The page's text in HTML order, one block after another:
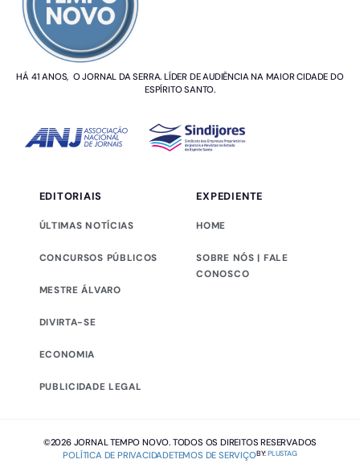
HÁ 41 ANOS, O JORNAL DA SERRA. LÍDER DE AUDIÊNCIA NA MAIOR CIDADE DO
ESPÍRITO SANTO.
EDITORIAIS
ÚLTIMAS NOTÍCIAS
CONCURSOS PÚBLICOS
MESTRE ÁLVARO
DIVIRTA-SE
ECONOMIA
PUBLICIDADE LEGAL
EXPEDIENTE
HOME
SOBRE NÓS | FALE
CONOSCO
©2026 JORNAL TEMPO NOVO. TODOS OS DIREITOS RESERVADOS
POLÍTICA DE PRIVACIDADETEMOS DE SERVIÇOBY:PLUSTAG